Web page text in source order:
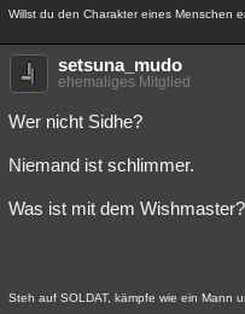
Willst du den Charakter eines Menschen
setsuna_mudo
ehemaliges Mitglied
Wer nicht Sidhe?
Niemand ist schlimmer.
Was ist mit dem
Steh auf SOLDAT, kämpfe wie ein Mann